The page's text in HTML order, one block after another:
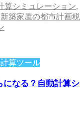
算シミュレーション,
新築家屋の都市計画税
算ツール
になる？自動計算シ